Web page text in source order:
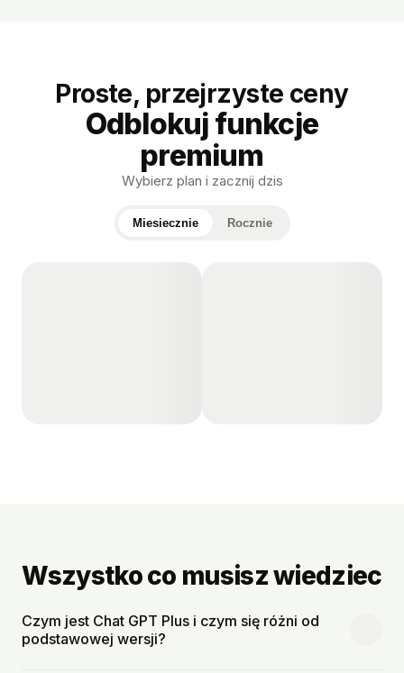
Proste, przejrzyste ceny
Odblokuj funkcje
premium
Wybierz plan i zacznij dzis
Miesiecznie Rocznie
Wszystko co musisz wiedziec
Czym jest Chat GPT Plus i czym się różni od
podstawowej wersji?